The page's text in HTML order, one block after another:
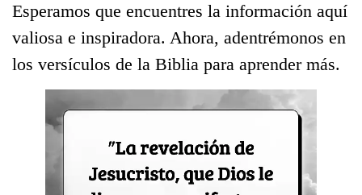
Esperamos que encuentres la información aquí
valiosa e inspiradora. Ahora, adentrémonos en
los versículos de la Biblia para aprender más.